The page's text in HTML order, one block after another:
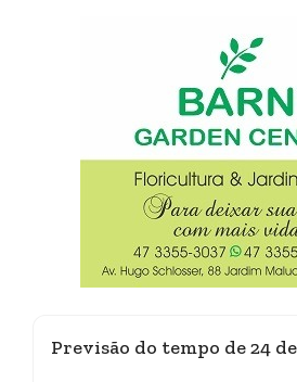
Previsão do tempo de 24